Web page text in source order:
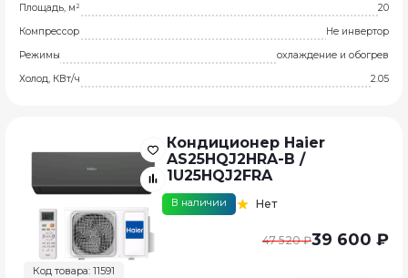
Площадь, м²
20
Компрессор
Не инвертор
Режимы
охлаждение и обогрев
Холод, КВт/ч
2.05
Код товара: 11591
Кондиционер Haier
AS25HQJ2HRA-B /
1U25HQJ2FRA
В наличии Нет
47 520 ₽39 600 ₽